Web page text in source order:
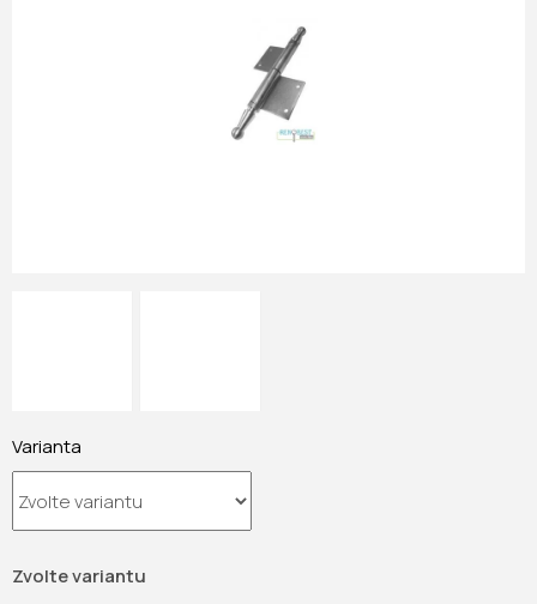
Zvolte variantu
Varianta